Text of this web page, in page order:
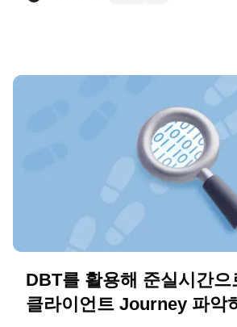
DBT를 활용해 준실시간으
클라이언트 Journey 파악